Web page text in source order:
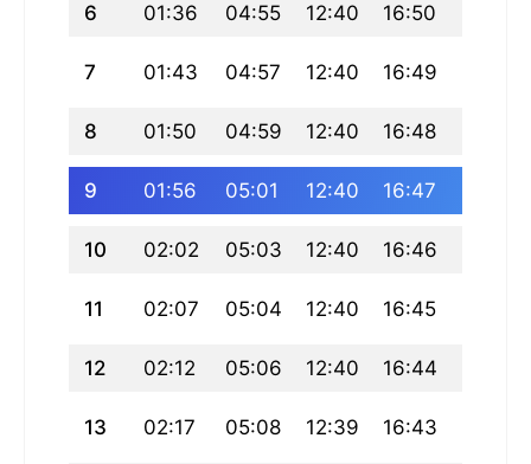
6 01:36 04:55 12:40 16:50
7 01:43 04:57 12:40 16:49
8 01:50 04:59 12:40 16:48
9 01:56 05:01 12:40 16:47
10 02:02 05:03 12:40 16:46
11 02:07 05:04 12:40 16:45
12 02:12 05:06 12:40 16:44
13 02:17 05:08 12:39 16:43